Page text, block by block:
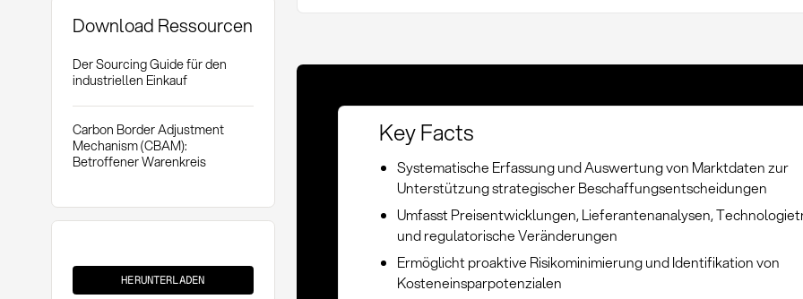
Download Ressourcen
Der Sourcing Guide für den
industriellen Einkauf
Carbon Border Adjustment
Mechanism (CBAM):
Betroffener Warenkreis
HERUNTERLADEN
Key Facts
Systematische Erfassung und Auswertung von Marktdaten zur
Unterstützung strategischer Beschaffungsentscheidungen
Umfasst Preisentwicklungen, Lieferantenanalysen,
und regulatorische Veränderungen
Ermöglicht proaktive Risikominimierung und Identifikation von
Kosteneinsparpotenzialen